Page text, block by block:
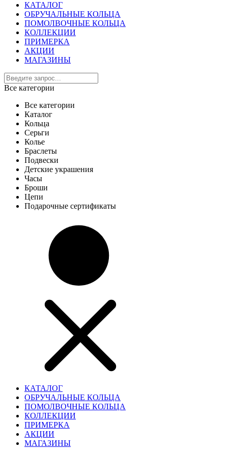
КАТАЛОГ
ОБРУЧАЛЬНЫЕ КОЛЬЦА
ПОМОЛВОЧНЫЕ КОЛЬЦА
КОЛЛЕКЦИИ
ПРИМЕРКА
АКЦИИ
МАГАЗИНЫ
Все категории
Все категории
Каталог
Кольца
Серьги
Колье
Браслеты
Подвески
Детские украшения
Часы
Броши
Цепи
Подарочные сертификаты
КАТАЛОГ
ОБРУЧАЛЬНЫЕ КОЛЬЦА
ПОМОЛВОЧНЫЕ КОЛЬЦА
КОЛЛЕКЦИИ
ПРИМЕРКА
АКЦИИ
МАГАЗИНЫ